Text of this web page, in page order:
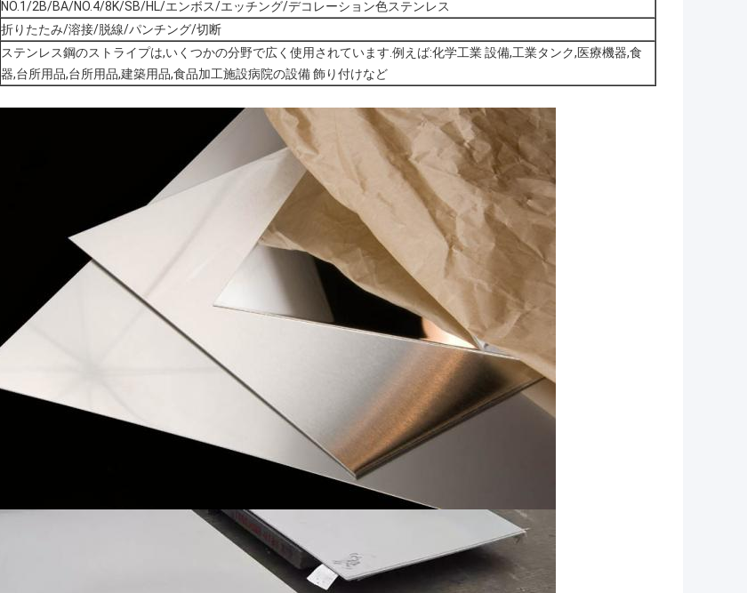
NO.1/2B/BA/NO.4/8K/SB/HL/エンボス/エッチング/デコレーション色ステンレス
折りたたみ/溶接/脱線/パンチング/切断
ステンレス鋼のストライプは,いくつかの分野で広く使用されています.例えば:化学工業 設備,工業タンク,医療機器,食
器,台所用品,台所用品,建築用品,食品加工施設病院の設備 飾り付けなど